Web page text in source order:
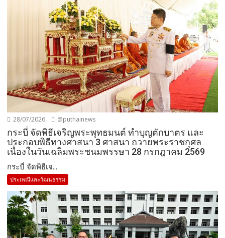
28/07/2026 @puthainews
กระบี่ จัดพิธีเจริญพระพุทธมนต์ ทำบุญตักบาตร และ
ประกอบพิธีทางศาสนา 3 ศาสนา ถวายพระราชกุศล
เนื่องในวันเฉลิมพระชนมพรรษา 28 กรกฎาคม 2569
กระบี่ จัดพิธีเจ...
ประเพณีและวัฒนธรรม